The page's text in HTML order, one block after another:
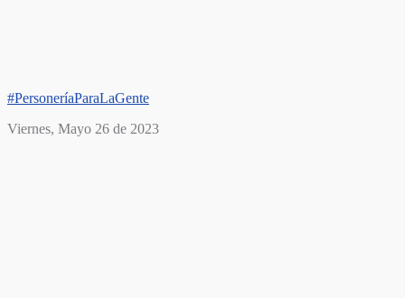
#PersoneríaParaLaGente
Viernes, Mayo 26 de 2023